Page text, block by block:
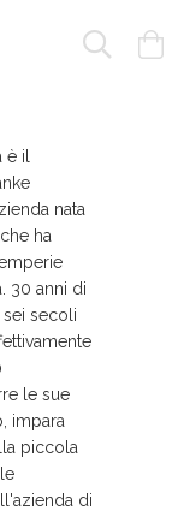
è il
nata
ha
30 anni di
sei secoli
le sue
impara
piccola
di